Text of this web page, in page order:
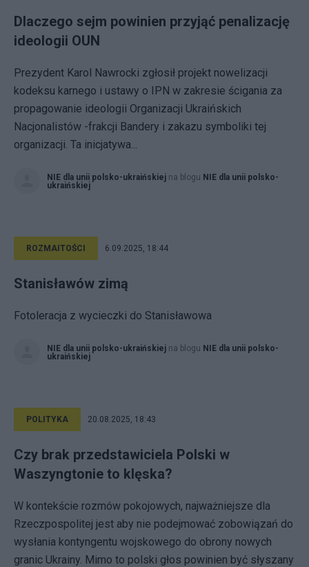
Dlaczego sejm powinien przyjąć penalizację
ideologii OUN
Prezydent Karol Nawrocki zgłosił projekt nowelizacji
kodeksu karnego i ustawy o IPN w zakresie ścigania za
propagowanie ideologii Organizacji Ukraińskich
Nacjonalistów -frakcji Bandery i zakazu symboliki tej
organizacji. Ta inicjatywa...
NIE dla unii polsko-ukraińskiej na blogu NIE dla unii polsko-
ukraińskiej
ROZMAITOŚCI 6.09.2025, 18:44
Stanisławów zimą
Fotoleracja z wycieczki do Stanisławowa
NIE dla unii polsko-ukraińskiej na blogu NIE dla unii polsko-
ukraińskiej
POLITYKA 20.08.2025, 18:43
Czy brak przedstawiciela Polski w
Waszyngtonie to klęska?
W kontekście rozmów pokojowych, najważniejsze dla
Rzeczpospolitej jest aby nie podejmować zobowiązań do
wysłania kontyngentu wojskowego do obrony nowych
granic Ukrainy. Mimo to polski głos powinien być słyszany